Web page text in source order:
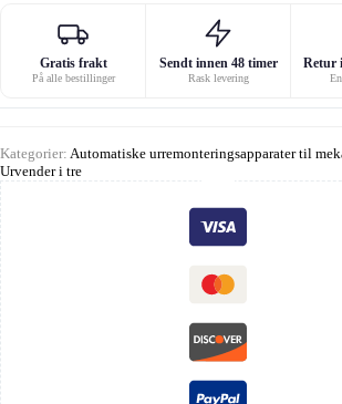
Gratis frakt
På alle bestillinger
Sendt innen 48 timer
Rask levering
Retur
Kategorier: Automatiske urremonteringsapparater til
Urvender i tre